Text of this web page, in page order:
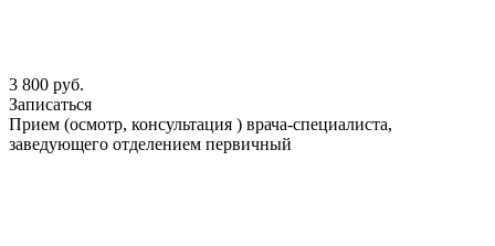
3 800 руб.
Записаться
Прием (осмотр, консультация ) врача-специалиста,
заведующего отделением первичный